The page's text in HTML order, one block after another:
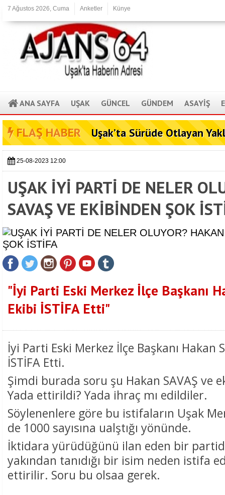
7 Ağustos 2026, Cuma Anketler Künye
ANA SAYFA UŞAK GÜNCEL GÜNDEM ASAYİŞ
FLAŞ HABER Uşak’ta Sürüde Otlayan
25-08-2023 12:00
UŞAK İYİ PARTİ DE NELER
SAVAŞ VE EKİBİNDEN ŞOK
"İyi Parti Eski Merkez İlçe Başkanı
Ekibi İSTİFA Etti"
İyi Parti Eski Merkez İlçe Başkanı Hakan
İSTİFA Etti.
Şimdi burada soru şu Hakan SAVAŞ ve
Yada ettirildi? Yada ihraç mı edildiler.
Söylenenlere göre bu istifaların Uşak
de 1000 sayısına ualştığı yönünde.
İktidara yürüdüğünü ilan eden bir
yakından tanıdığı bir isim neden istifa
ettirilir. Soru bu olsaa gerek.